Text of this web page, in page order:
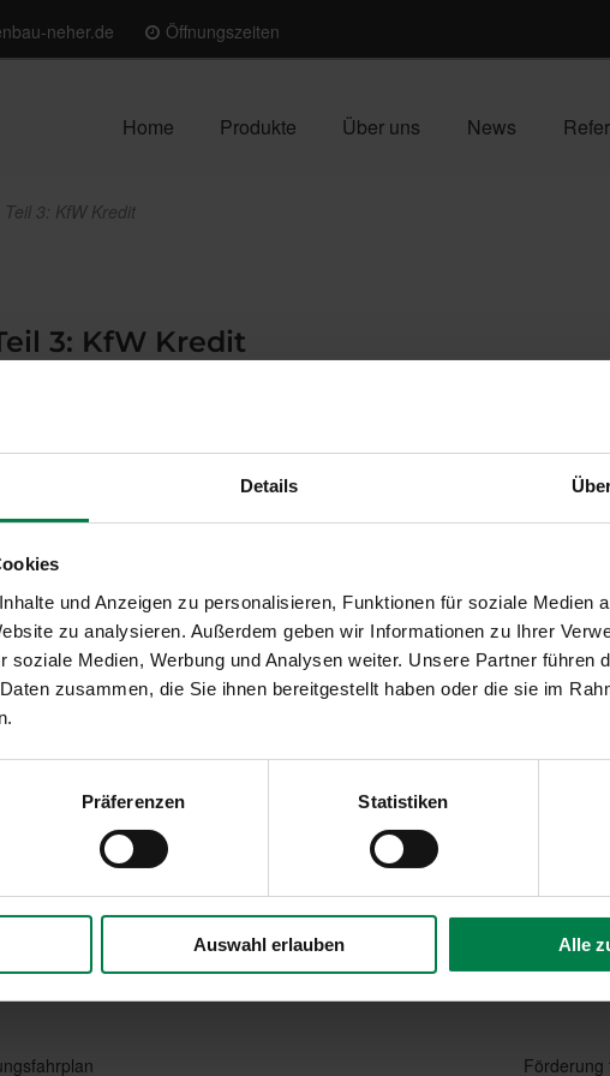
Details
und Anzeigen zu personalisieren, Funktionen für soziale Medien
zu analysieren. Außerdem geben wir Informationen zu Ihrer
soziale Medien, Werbung und Analysen weiter. Unsere Partner führen
zusammen, die Sie ihnen bereitgestellt haben oder die sie im
Präferenzen Statistiken
Auswahl erlauben Alle
neher.de Öffnungszeiten
Home Produkte Über uns News
3: KfW Kredit
3: KfW Kredit
EM
gemäß GEG (Gebäudeenergiegesetz) zu erreichen?
Ihres Hauses
weiteren Bonus erhalten Sie, wenn Ihre Immobilie im
Standard erreicht. Hierfür erhalten Sieweitere 15%
kombiniert werden, sodass der
ist abhängig von der Stufe des Effizienzhauses
bedeutet beispielsweise, dass das Haus im Vergleich
Somit gilt: Je niedriger die Zahl, desto höher ist die
Nächster
Förderung